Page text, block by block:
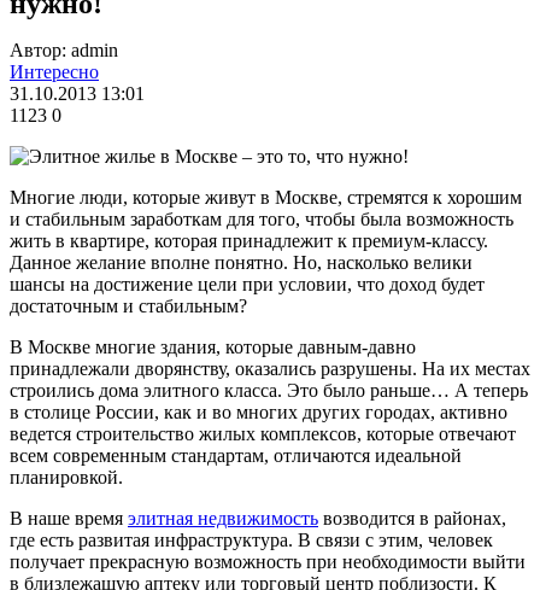
Автор: admin
Интересно
31.10.2013 13:01
1123 0
Многие люди, которые живут в Москве, стремятся к хорошим
и стабильным заработкам для того, чтобы была возможность
жить в квартире, которая принадлежит к премиум-классу.
Данное желание вполне понятно. Но, насколько велики
шансы на достижение цели при условии, что доход будет
достаточным и стабильным?
В Москве многие здания, которые давным-давно
принадлежали дворянству, оказались разрушены. На их местах
строились дома элитного класса. Это было раньше… А теперь
в столице России, как и во многих других городах, активно
ведется строительство жилых комплексов, которые отвечают
всем современным стандартам, отличаются идеальной
планировкой.
В наше время элитная недвижимость возводится в районах,
где есть развитая инфраструктура. В связи с этим, человек
получает прекрасную возможность при необходимости выйти
в близлежащую аптеку или торговый центр поблизости. К